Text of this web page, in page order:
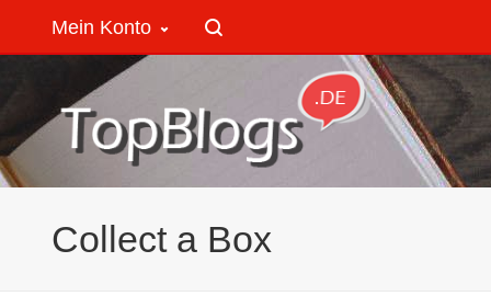
Mein Konto
Collect a Box